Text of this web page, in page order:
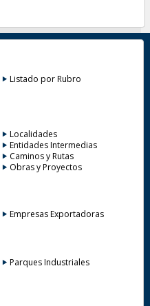
Listado por Rubro
Localidades
Entidades Intermedias
Caminos y Rutas
Obras y Proyectos
Empresas Exportadoras
Parques Industriales